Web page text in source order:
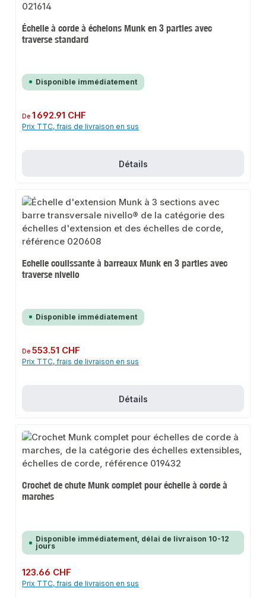
Échelle à corde à échelons Munk en 3 parties avec
traverse standard
Disponible immédiatement
Prix régulier :
De1 692.91 CHF
Prix TTC, frais de livraison en sus
Détails
Echelle coulissante à barreaux Munk en 3 parties avec
traverse nivello
Disponible immédiatement
Prix régulier :
De553.51 CHF
Prix TTC, frais de livraison en sus
Détails
Crochet de chute Munk complet pour échelle à corde à
marches
Disponible immédiatement, délai de livraison 10-12
jours
Prix régulier :
123.66 CHF
Prix TTC, frais de livraison en sus